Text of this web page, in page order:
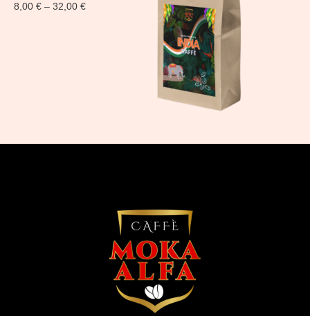
8,00 € – 32,00 €